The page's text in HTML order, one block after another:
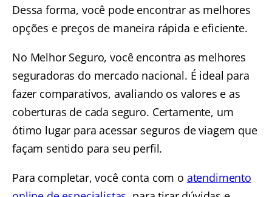
Dessa forma, você pode encontrar as melhores
opções e preços de maneira rápida e eficiente.
No Melhor Seguro, você encontra as melhores
seguradoras do mercado nacional. É ideal para
fazer comparativos, avaliando os valores e as
coberturas de cada seguro. Certamente, um
ótimo lugar para acessar seguros de viagem que
façam sentido para seu perfil.
Para completar, você conta com o atendimento